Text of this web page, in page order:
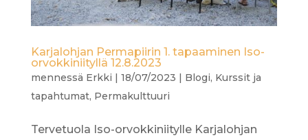
Karjalohjan Permapiirin 1. tapaaminen Iso-
orvokkiniityllä 12.8.2023
mennessä Erkki | 18/07/2023 | Blogi, Kurssit ja
tapahtumat, Permakulttuuri
Tervetuola Iso-orvokkiniitylle Karjalohjan